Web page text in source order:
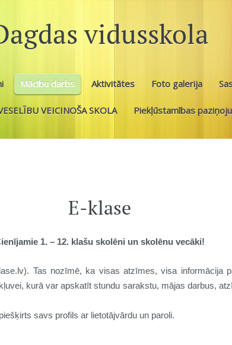
vidusskola
Mācību darbs Aktivitātes Foto galerija
VEICINOŠA SKOLA Piekļūstamības
E-klase
1. – 12. klašu skolēni un skolēnu vecāki!
Tas nozīmē, ka visas atzīmes, visa informācija
kurā var apskatīt stundu sarakstu, mājas darbus,
savs profils ar lietotājvārdu un paroli.